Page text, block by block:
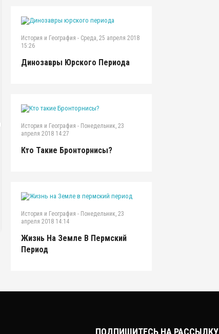
История и География - Среда, 25 апреля 2018
15:26
Динозавры Юрского Периода
История и География - Понедельник, 23
апреля 2018 14:27
Кто Такие Бронторнисы?
История и География - Понедельник, 23
апреля 2018 14:14
Жизнь На Земле В Пермский
Период
ПОДПИШИТЕСЬ НА РАССЫЛКУ